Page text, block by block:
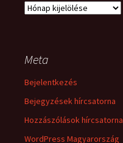
Archívum
Meta
Bejelentkezés
Bejegyzések hírcsatorna
Hozzászólások hírcsatorna
WordPress Magyarország